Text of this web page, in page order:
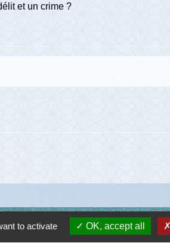
et un crime ?
to activate OK, accept all